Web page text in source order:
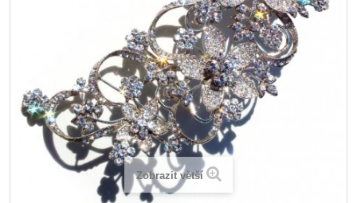
Zobrazit větší